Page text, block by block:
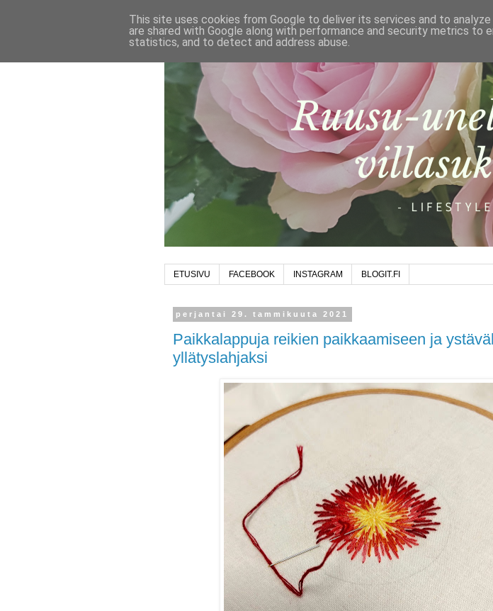
ETUSIVU FACEBOOK INSTAGRAM BLOGIT.FI
perjantai 29. tammikuuta 2021
Paikkalappuja reikien paikkaamiseen ja
yllätyslahjaksi
This site uses cookies from Google to deliver its services and to
are shared with Google along with performance and security metrics to
statistics, and to detect and address abuse.